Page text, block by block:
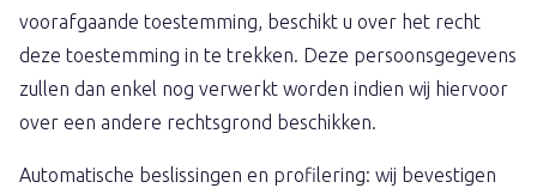
voorafgaande toestemming, beschikt u over het recht
deze toestemming in te trekken. Deze persoonsgegevens
zullen dan enkel nog verwerkt worden indien wij hiervoor
over een andere rechtsgrond beschikken.
Automatische beslissingen en profilering: wij bevestigen